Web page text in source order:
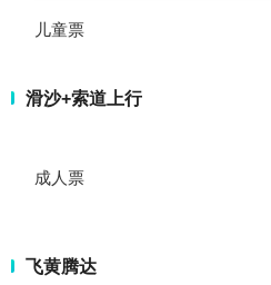
儿童票
滑沙+索道上行
成人票
飞黄腾达